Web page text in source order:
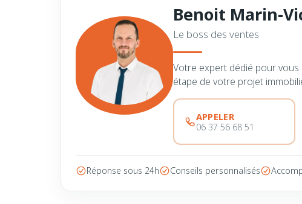
Benoit Marin-
Le boss des ventes
Votre expert dédié pour vous
étape de votre projet
APPELER
06 37 56 68 51
Réponse sous 24h Conseils personnalisés